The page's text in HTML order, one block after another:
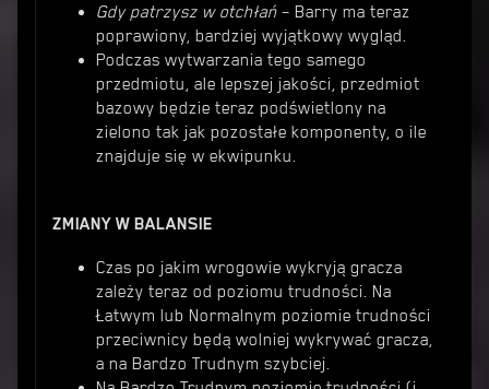
Gdy patrzysz w otchłań – Barry ma teraz
poprawiony, bardziej wyjątkowy wygląd.
Podczas wytwarzania tego samego
przedmiotu, ale lepszej jakości, przedmiot
bazowy będzie teraz podświetlony na
zielono tak jak pozostałe komponenty, o ile
znajduje się w ekwipunku.
ZMIANY W BALANSIE
Czas po jakim wrogowie wykryją gracza
zależy teraz od poziomu trudności. Na
Łatwym lub Normalnym poziomie trudności
przeciwnicy będą wolniej wykrywać gracza,
a na Bardzo Trudnym szybciej.